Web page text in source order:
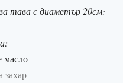
тава с диаметър 20см:
масло
захар